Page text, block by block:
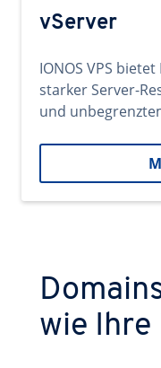
vServer
IONOS VPS
starker Server-
und
wie Ihre